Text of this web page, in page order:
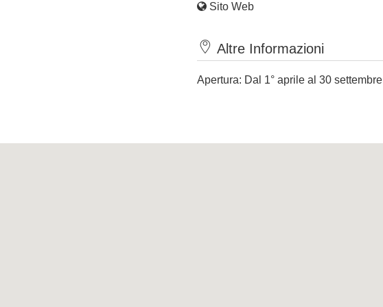
Sito Web
Altre Informazioni
Apertura: Dal 1° aprile al 30 settembre